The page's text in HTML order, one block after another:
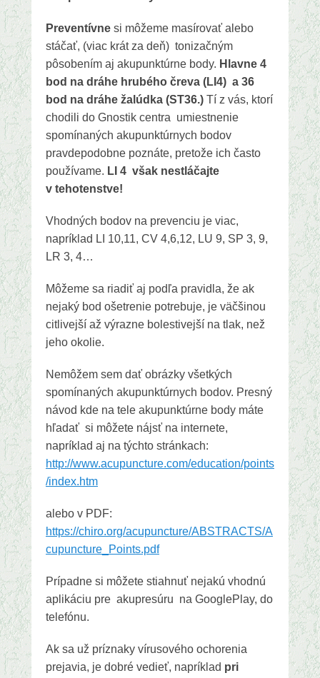
Preventívne si môžeme masírovať alebo
stáčať, (viac krát za deň) tonizačným
pôsobením aj akupunktúrne body. Hlavne 4
bod na dráhe hrubého čreva (LI4) a 36
bod na dráhe žalúdka (ST36.) Tí z vás, ktorí
chodili do Gnostik centra umiestnenie
spomínaných akupunktúrnych bodov
pravdepodobne poznáte, pretože ich často
používame. LI 4 však nestláčajte
v tehotenstve!
Vhodných bodov na prevenciu je viac,
napríklad LI 10,11, CV 4,6,12, LU 9, SP 3, 9,
LR 3, 4…
Môžeme sa riadiť aj podľa pravidla, že ak
nejaký bod ošetrenie potrebuje, je väčšinou
citlivejší až výrazne bolestivejší na tlak, než
jeho okolie.
Nemôžem sem dať obrázky všetkých
spomínaných akupunktúrnych bodov. Presný
návod kde na tele akupunktúrne body máte
hľadať si môžete nájsť na internete,
napríklad aj na týchto stránkach:
http://www.acupuncture.com/education/points
/index.htm
alebo v PDF:
https://chiro.org/acupuncture/ABSTRACTS/A
cupuncture_Points.pdf
Prípadne si môžete stiahnuť nejakú vhodnú
aplikáciu pre akupresúru na GooglePlay, do
telefónu.
Ak sa už príznaky vírusového ochorenia
prejavia, je dobré vedieť, napríklad pri